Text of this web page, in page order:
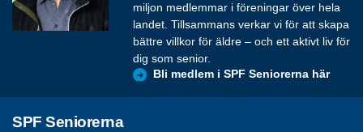
miljon medlemmar i föreningar över hela
landet. Tillsammans verkar vi för att skapa
bättre villkor för äldre – och ett aktivt liv för
dig som senior.
Bli medlem i SPF Seniorerna här
SPF Seniorerna